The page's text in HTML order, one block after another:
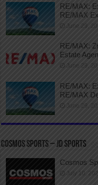
RE/MAX:
RE/MAX
June 29,
RE/MAX:
Estate
June 29,
RE/MAX:
RE/MAX
June 29,
COSMOS SPORTS – JD SPORTS
Cosmos
July 10,